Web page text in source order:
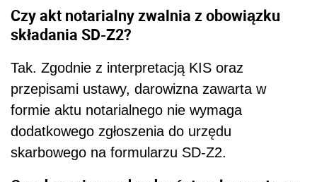
Czy akt notarialny zwalnia z obowiązku
składania SD-Z2?
Tak. Zgodnie z interpretacją KIS oraz
przepisami ustawy, darowizna zawarta w
formie aktu notarialnego nie wymaga
dodatkowego zgłoszenia do urzędu
skarbowego na formularzu SD-Z2.